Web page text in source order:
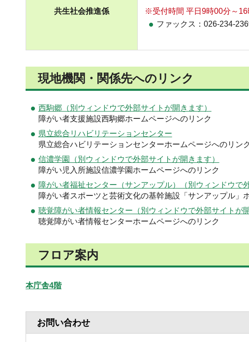
共生社会推進係
※受付時間 平日9時00分～16
ファックス：026-234-
現地機関・関係先へのリンク
西駒郷（別ウィンドウで外部サイトが開きます）
障がい者支援施設西駒郷ホームページへのリンク
県立総合リハビリテーションセンター
県立総合ハビリテーションセンターホームページへのリン
信濃学園（別ウィンドウで外部サイトが開きます）
障がい児入所施設信濃学園ホームページへのリンク
障がい者福祉センター（サンアップル）（別ウィンドウで
障がい者スポーツと芸術文化の基幹施設「サンアップル」
聴覚障がい者情報センター（別ウィンドウで外部サイトが
聴覚障がい者情報センターホームページへのリンク
フロア案内
本庁舎4階
お問い合わせ